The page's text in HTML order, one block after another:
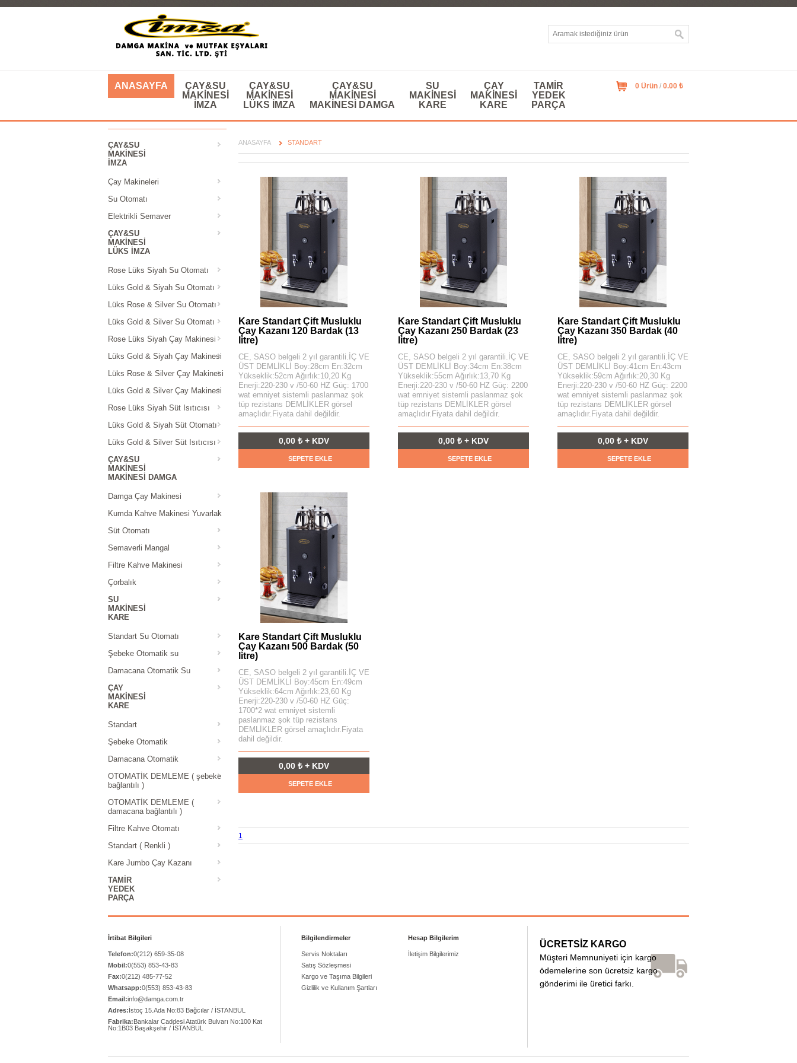
ANASAYFA
ÇAY&SU
MAKINESI
IMZA
ÇAY&SU
MAKINESI
LÜKS IMZA
ÇAY&SU
MAKINESI
MAKINESI DAMGA
SU
MAKINESI
KARE
ÇAY
MAKINESI
KARE
TAMIR
YEDEK
PARÇA
0 Ürün / 0.00 ₺
ÇAY&SU
MAKINESI
IMZA
Çay Makineleri
Su Otomatı
Elektrikli Semaver
ÇAY&SU
MAKINESI
LÜKS IMZA
Rose Lüks Siyah Su Otomatı
Lüks Gold & Siyah Su Otomatı
Lüks Rose & Silver Su Otomatı
Lüks Gold & Silver Su Otomatı
Rose Lüks Siyah Çay Makinesi
Lüks Gold & Siyah Çay Makinesi
Lüks Rose & Silver Çay Makinesi
Lüks Gold & Silver Çay Makinesi
Rose Lüks Siyah Süt Isıtıcısı
Lüks Gold & Siyah Süt Otomatı
Lüks Gold & Silver Süt Isıtıcısı
ÇAY&SU
MAKINESI
MAKINESI DAMGA
Damga Çay Makinesi
Kumda Kahve Makinesi Yuvarlak
Süt Otomatı
Semaverli Mangal
Filtre Kahve Makinesi
Çorbalık
SU
MAKINESI
KARE
Standart Su Otomatı
Şebeke Otomatik su
Damacana Otomatik Su
ÇAY
MAKINESI
KARE
Standart
Şebeke Otomatik
Damacana Otomatik
OTOMATİK DEMLEME ( şebeke
bağlantılı )
OTOMATİK DEMLEME (
damacana bağlantılı )
Filtre Kahve Otomatı
Standart ( Renkli )
Kare Jumbo Çay Kazanı
TAMIR
YEDEK
PARÇA
ANASAYFA STANDART
Kare Standart Çift Musluklu
Çay Kazanı 120 Bardak (13
litre)
CE, SASO belgeli 2 yıl garantili.İÇ VE
ÜST DEMLİKLİ Boy:28cm En:32cm
Yükseklik:52cm Ağırlık:10,20 Kg
Enerji:220-230 v /50-60 HZ Güç: 1700
wat emniyet sistemli paslanmaz şok
tüp rezistans DEMLİKLER görsel
amaçlıdır.Fiyata dahil değildir.
0,00 ₺ + KDV
SEPETE EKLE
Kare Standart Çift Musluklu
Çay Kazanı 250 Bardak (23
litre)
CE, SASO belgeli 2 yıl garantili.İÇ VE
ÜST DEMLİKLİ Boy:34cm En:38cm
Yükseklik:55cm Ağırlık:13,70 Kg
Enerji:220-230 v /50-60 HZ Güç: 2200
wat emniyet sistemli paslanmaz şok
tüp rezistans DEMLİKLER görsel
amaçlıdır.Fiyata dahil değildir.
0,00 ₺ + KDV
SEPETE EKLE
Kare Standart Çift Musluklu
Çay Kazanı 350 Bardak (40
litre)
CE, SASO belgeli 2 yıl garantili.İÇ VE
ÜST DEMLİKLİ Boy:41cm En:43cm
Yükseklik:59cm Ağırlık:20,30 Kg
Enerji:220-230 v /50-60 HZ Güç: 2200
wat emniyet sistemli paslanmaz şok
tüp rezistans DEMLİKLER görsel
amaçlıdır.Fiyata dahil değildir.
0,00 ₺ + KDV
SEPETE EKLE
Kare Standart Çift Musluklu
Çay Kazanı 500 Bardak (50
litre)
CE, SASO belgeli 2 yıl garantili.İÇ VE
ÜST DEMLİKLİ Boy:45cm En:49cm
Yükseklik:64cm Ağırlık:23,60 Kg
Enerji:220-230 v /50-60 HZ Güç:
1700*2 wat emniyet sistemli
paslanmaz şok tüp rezistans
DEMLİKLER görsel amaçlıdır.Fiyata
dahil değildir.
0,00 ₺ + KDV
SEPETE EKLE
1
İrtibat Bilgileri
Telefon:0(212) 659-35-08
Mobil:0(553) 853-43-83
Fax:0(212) 485-77-52
Whatsapp:0(553) 853-43-83
Email:info@damga.com.tr
Adres:İstoç 15.Ada No:83 Bağcılar / İSTANBUL
Fabrika:Bankalar Caddesi Atatürk Bulvarı No:100 Kat
No:1B03 Başakşehir / İSTANBUL
Bilgilendirmeler
Servis Noktaları
Satış Sözleşmesi
Kargo ve Taşıma Bilgileri
Gizlilik ve Kullanım Şartları
Hesap Bilgilerim
İletişim Bilgilerimiz
ÜCRETSİZ KARGO
Müşteri Memnuniyeti için kargo
ödemelerine son ücretsiz kargo
gönderimi ile üretici farkı.